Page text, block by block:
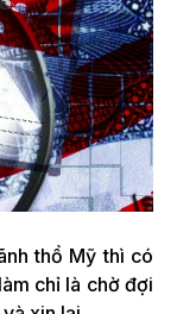
thổ Mỹ thì có
chỉ là chờ đợi